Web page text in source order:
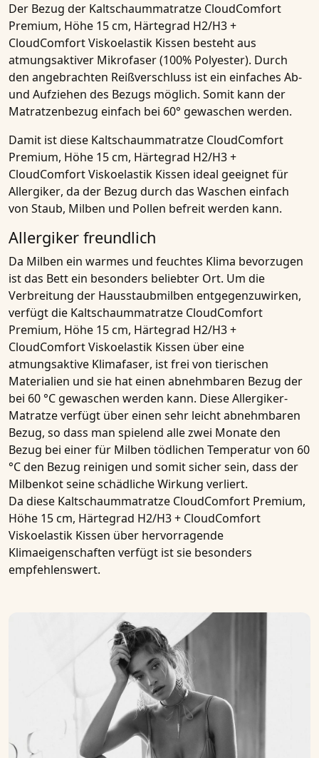
Der Bezug der Kaltschaummatratze CloudComfort
Premium, Höhe 15 cm, Härtegrad H2/H3 +
CloudComfort Viskoelastik Kissen besteht aus
atmungsaktiver Mikrofaser(100% Polyester). Durch
den angebrachten Reißverschluss ist ein einfaches Ab-
und Aufziehen des Bezugs möglich. Somit kann der
Matratzenbezug einfach bei 60° gewaschen werden.
Damit ist diese Kaltschaummatratze CloudComfort
Premium, Höhe 15 cm, Härtegrad H2/H3 +
CloudComfort Viskoelastik Kissen ideal geeignet für
Allergiker, da der Bezug durch das Waschen einfach
von Staub, Milben und Pollen befreit werden kann.
Allergiker freundlich
Da Milben ein warmes und feuchtes Klima bevorzugen
ist das Bett ein besonders beliebter Ort. Um die
Verbreitung der Hausstaubmilben entgegenzuwirken,
verfügt die Kaltschaummatratze CloudComfort
Premium, Höhe 15 cm, Härtegrad H2/H3 +
CloudComfort Viskoelastik Kissen über eine
atmungsaktive Klimafaser, ist frei von tierischen
Materialien und sie hat einen abnehmbaren Bezug der
bei 60 °C gewaschen werden kann. DieseAllergiker-
Matratzeverfügt über einen sehr leicht abnehmbaren
Bezug, so dass man spielend alle zwei Monate den
Bezug bei einer für Milben tödlichen Temperatur von 60
°C den Bezug reinigen und somit sicher sein, dass der
Milbenkot seine schädliche Wirkung verliert.
Da diese Kaltschaummatratze CloudComfort Premium,
Höhe 15 cm, Härtegrad H2/H3 + CloudComfort
Viskoelastik Kissen über hervorragende
Klimaeigenschaften verfügt ist sie besonders
empfehlenswert.